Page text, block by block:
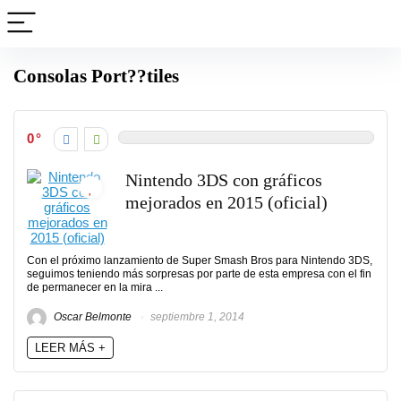
Consolas Port??tiles
0
Nintendo 3DS con gráficos
mejorados en 2015 (oficial)
Con el próximo lanzamiento de Super Smash Bros para Nintendo 3DS,
seguimos teniendo más sorpresas por parte de esta empresa con el fin
de permanecer en la mira ...
Oscar Belmonte septiembre 1, 2014
LEER MÁS +